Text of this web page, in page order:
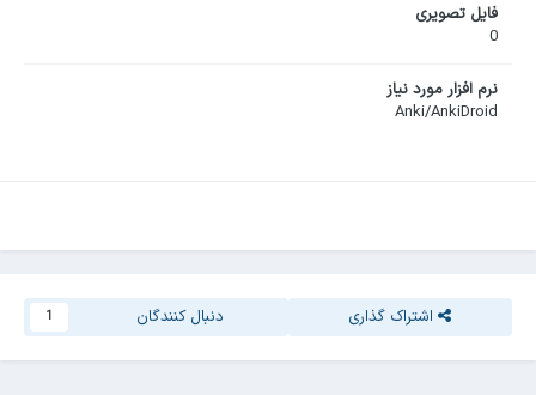
فایل تصویری
0
نرم افزار مورد نیاز
Anki/AnkiDroid
اشتراک گذاری دنبال کنندگان 1